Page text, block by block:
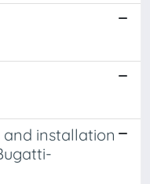
and installation